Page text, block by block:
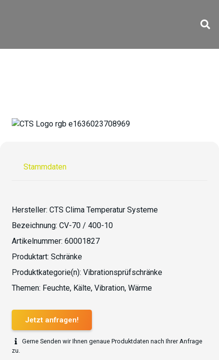
Stammdaten
Hersteller: CTS Clima Temperatur Systeme
Bezeichnung: CV-70 / 400-10
Artikelnummer: 60001827
Produktart: Schränke
Produktkategorie(n): Vibrationsprüfschränke
Themen: Feuchte, Kälte, Vibration, Wärme
Jetzt anfragen!
Gerne Senden wir Ihnen genaue Produktdaten nach Ihrer Anfrage
zu.